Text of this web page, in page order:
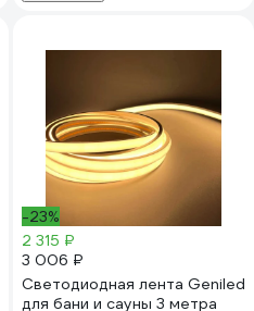
-23%
2 315 ₽
3 006 ₽
Светодиодная лента Geniled
для бани и сауны 3 метра